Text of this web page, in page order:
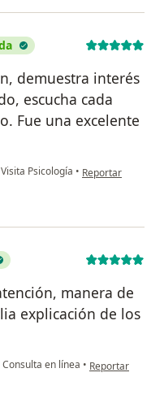
demuestra interés
escucha cada
Fue una excelente
Visita Psicología • en opinión del
Reportar
manera de
explicación de los
Consulta en línea • en opinión del
Reportar